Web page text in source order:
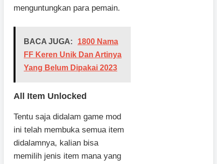
menguntungkan para pemain.
BACA JUGA:
1800 Nama
FF Keren Unik Dan Artinya
Yang Belum Dipakai 2023
All Item Unlocked
Tentu saja didalam game mod
ini telah membuka semua item
didalamnya, kalian bisa
memilih jenis item mana yang